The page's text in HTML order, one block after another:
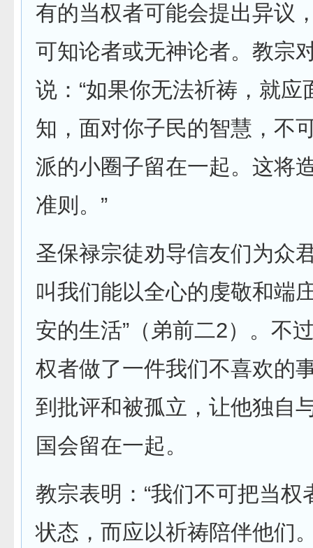
有的当权者可能会提出异议
可知论者或无神论者。教宗
说：“如果你无法祈祷，就应
知，面对你子民的智慧，不
派的小圈子留在一起。这将
准则。”
圣保禄宗徒劝导信友们为众
叫我们能以全心的虔敬和端
安的生活”（弟前二2）。不
权者做了一件我们不喜欢的
到批评和被孤立，让他独自
国会留在一起。
教宗表明：“我们不可把当权
状态，而应以祈祷陪伴他们